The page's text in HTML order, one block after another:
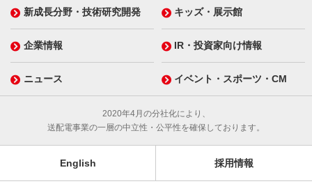
新成長分野・技術研究開発 キッズ・展示館
企業情報 IR・投資家向け情報
ニュース イベント・スポーツ・CM
2020年4月の分社化により、
送配電事業の一層の中立性・公平性を確保しております。
English 採用情報